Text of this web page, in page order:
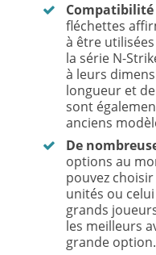
Compatibilité
fléchettes
à être
la série N-
à leurs
longueur et
sont
anciens
De
options au
pouvez
unités ou
grands
les meilleurs
grande option.